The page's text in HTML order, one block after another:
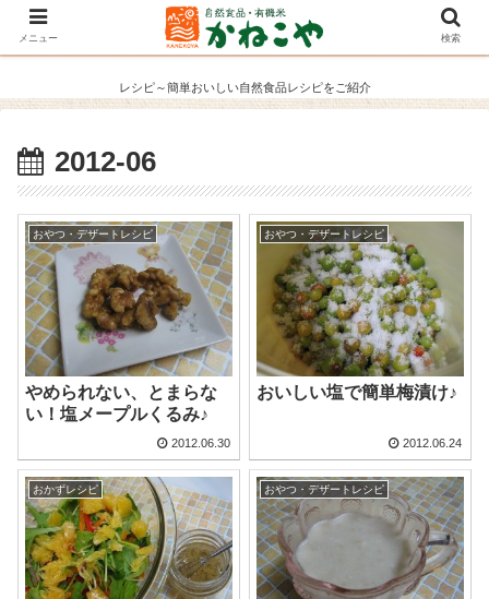
レシピ～簡単おいしい自然食品レシピをご紹介
2012-06
おやつ・デザートレシピ
やめられない、とまらな
い！塩メープルくるみ♪
2012.06.30
おやつ・デザートレシピ
おいしい塩で簡単梅漬け♪
2012.06.24
おかずレシピ おやつ・デザートレシピ
メニュー 検索